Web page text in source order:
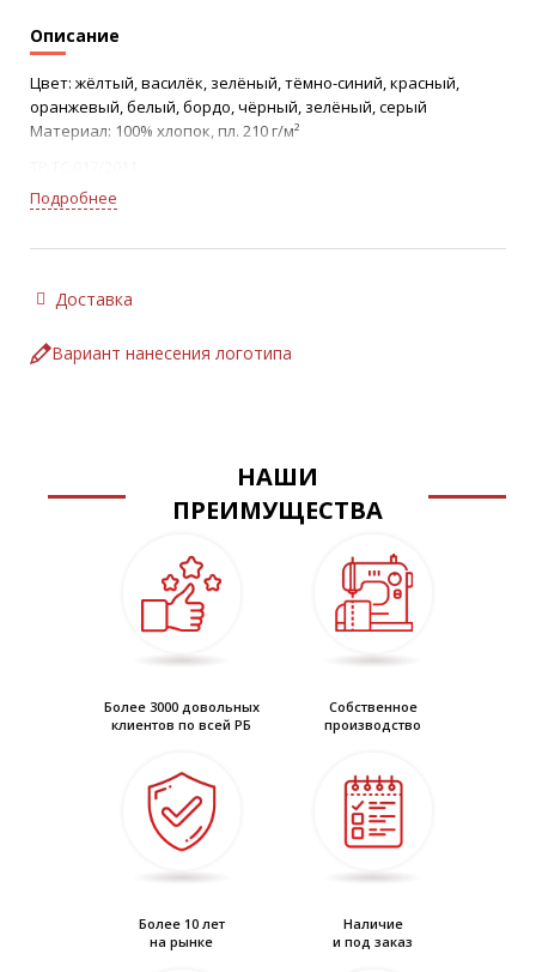
Описание
Цвет: жёлтый, василёк, зелёный, тёмно-синий, красный,
оранжевый, белый, бордо, чёрный, зелёный, серый
Материал: 100% хлопок, пл. 210 г/м²
• отложной воротник
• коротки рукав на трикотажной манжете
Подробнее
Доставка
Вариант нанесения логотипа
НАШИ
ПРЕИМУЩЕСТВА
Более 3000 довольных
клиентов по всей РБ
Собственное
производство
Более 10 лет
на рынке
Наличие
и под заказ